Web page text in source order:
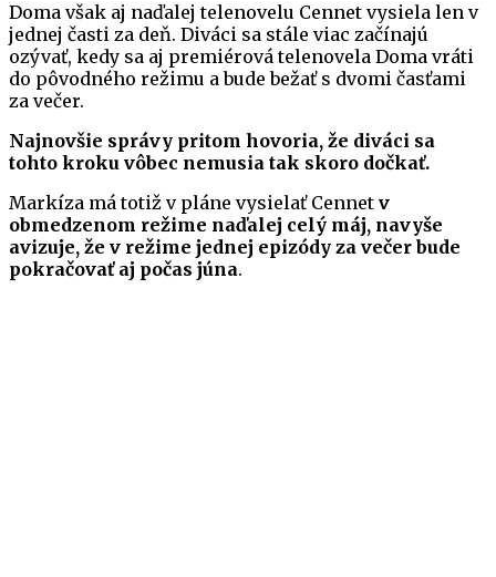
Doma však aj naďalej telenovelu Cennet vysiela len v
jednej časti za deň. Diváci sa stále viac začínajú
ozývať, kedy sa aj premiérová telenovela Doma vráti
do pôvodného režimu a bude bežať s dvomi časťami
za večer.
Najnovšie správy pritom hovoria, že diváci sa
tohto kroku vôbec nemusia tak skoro dočkať.
Markíza má totiž v pláne vysielať Cennet v
obmedzenom režime naďalej celý máj, navyše
avizuje, že v režime jednej epizódy za večer bude
pokračovať aj počas júna.